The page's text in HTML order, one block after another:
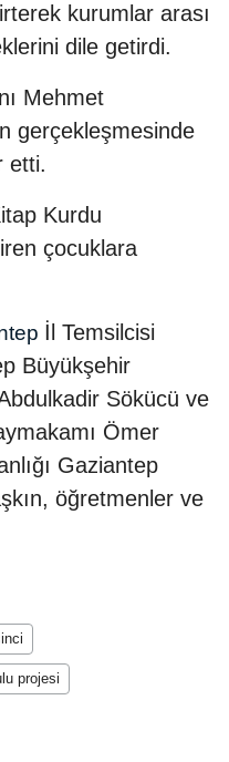
kurumlar arası
dile getirdi.
Mehmet
gerçekleşmesinde
etti.
Kurdu
çocuklara
İl Temsilcisi
Büyükşehir
Sökücü ve
Ömer
Gaziantep
öğretmenler ve
projesi